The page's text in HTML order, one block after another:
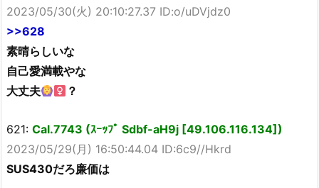
2023/05/30(火) 20:10:27.37 ID:o/uDVjdz0
>>628
素晴らしいな
自己愛満載やな
大丈夫
？
621: Cal.7743 (ｽｰｯﾌﾟ Sdbf-aH9j [49.106.116.134])
2023/05/29(月) 16:50:44.04 ID:6c9//Hkrd
SUS430だろ廉価は